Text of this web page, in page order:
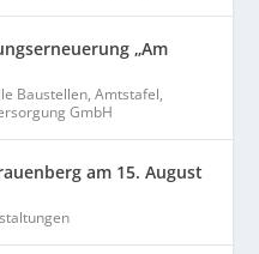
„Am
Baustellen,Amtstafel,
GmbH
am 15. August